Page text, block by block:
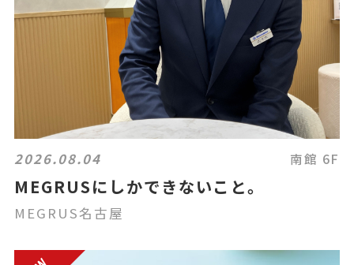
2026.08.04 南館 6F
MEGRUSにしかできないこと。
MEGRUS名古屋